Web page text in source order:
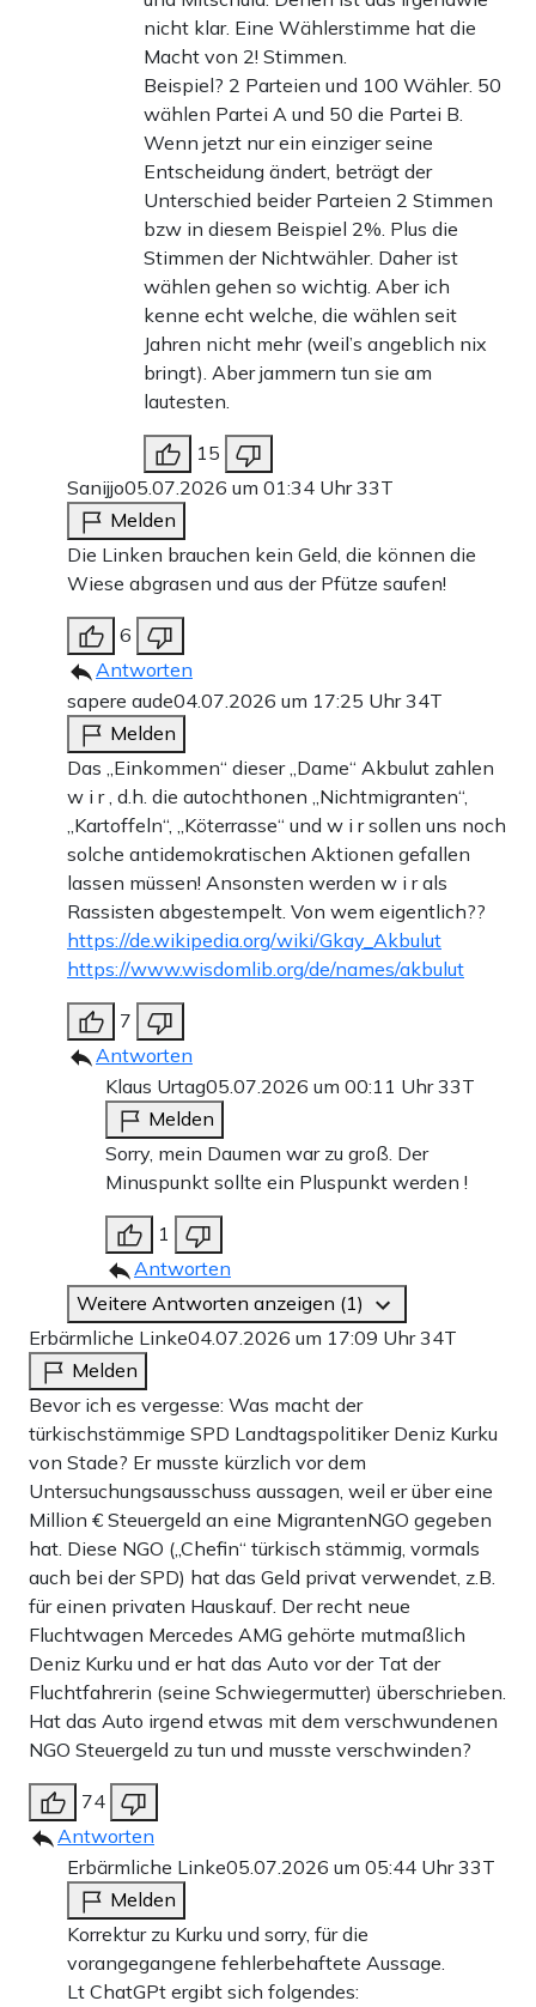
nicht klar. Eine Wählerstimme hat die
Macht von 2! Stimmen.
Beispiel? 2 Parteien und 100 Wähler. 50
wählen Partei A und 50 die Partei B.
Wenn jetzt nur ein einziger seine
Entscheidung ändert, beträgt der
Unterschied beider Parteien 2 Stimmen
bzw in diesem Beispiel 2%. Plus die
Stimmen der Nichtwähler. Daher ist
wählen gehen so wichtig. Aber ich
kenne echt welche, die wählen seit
Jahren nicht mehr (weil’s angeblich nix
bringt). Aber jammern tun sie am
lautesten.
15
Sanijjo05.07.2026 um 01:34 Uhr33T
Melden
Die Linken brauchen kein Geld, die können die
Wiese abgrasen und aus der Pfütze saufen!
6
Antworten
sapere aude04.07.2026 um 17:25 Uhr34T
Melden
Das „Einkommen“ dieser „Dame“ Akbulut zahlen
w i r , d.h. die autochthonen „Nichtmigranten“,
„Kartoffeln“, „Köterrasse“ und w i r sollen uns noch
solche antidemokratischen Aktionen gefallen
lassen müssen! Ansonsten werden w i r als
Rassisten abgestempelt. Von wem eigentlich??
https://de.wikipedia.org/wiki/Gkay_Akbulut
https://www.wisdomlib.org/de/names/akbulut
7
Antworten
Klaus Urtag05.07.2026 um 00:11 Uhr33T
Melden
Sorry, mein Daumen war zu groß. Der
Minuspunkt sollte ein Pluspunkt werden !
1
Antworten
Weitere Antworten anzeigen (1)
Erbärmliche Linke04.07.2026 um 17:09 Uhr34T
Melden
Bevor ich es vergesse: Was macht der
türkischstämmige SPD Landtagspolitiker Deniz Kurku
von Stade? Er musste kürzlich vor dem
Untersuchungsausschuss aussagen, weil er über eine
Million € Steuergeld an eine MigrantenNGO gegeben
hat. Diese NGO („Chefin“ türkisch stämmig, vormals
auch bei der SPD) hat das Geld privat verwendet, z.B.
für einen privaten Hauskauf. Der recht neue
Fluchtwagen Mercedes AMG gehörte mutmaßlich
Deniz Kurku und er hat das Auto vor der Tat der
Fluchtfahrerin (seine Schwiegermutter) überschrieben.
Hat das Auto irgend etwas mit dem verschwundenen
NGO Steuergeld zu tun und musste verschwinden?
74
Antworten
Erbärmliche Linke05.07.2026 um 05:44 Uhr33T
Melden
Korrektur zu Kurku und sorry, für die
vorangegangene fehlerbehaftete Aussage.
Lt ChatGPt ergibt sich folgendes: